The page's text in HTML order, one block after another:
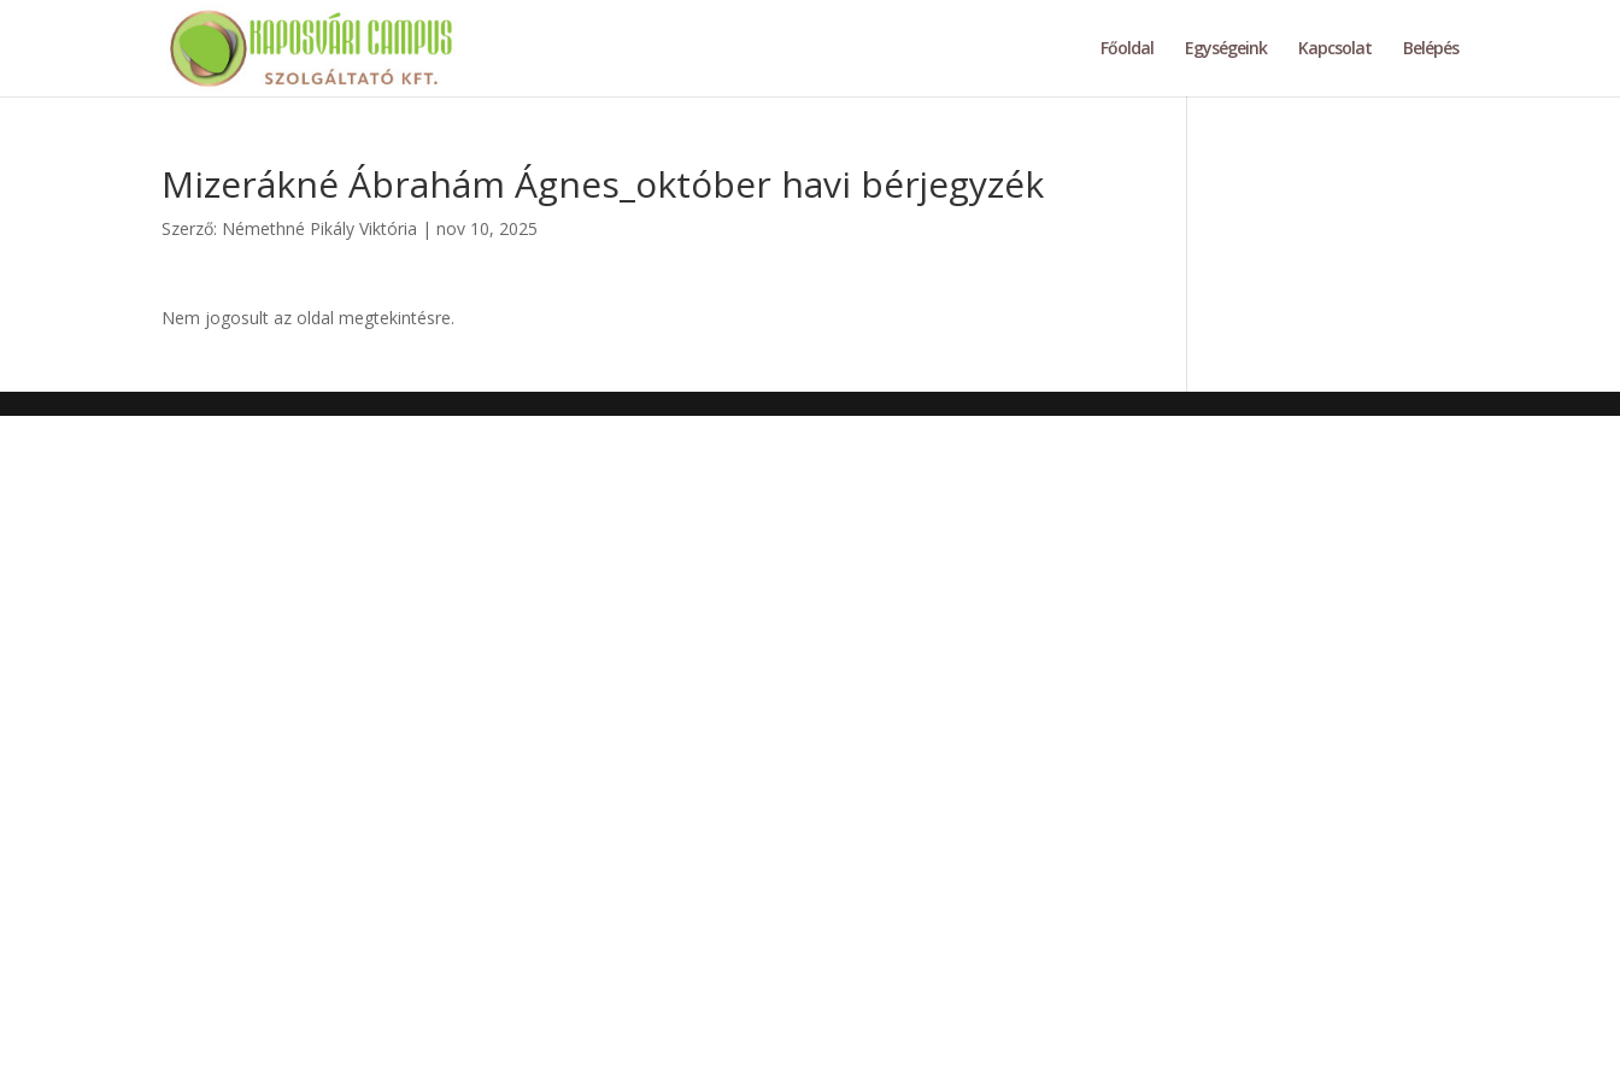
Főoldal Egységeink Kapcsolat Belépés
Mizerákné Ábrahám Ágnes_október havi bérjegyzék
Szerző: Némethné Pikály Viktória |nov 10, 2025
Nem jogosult az oldal megtekintésre.